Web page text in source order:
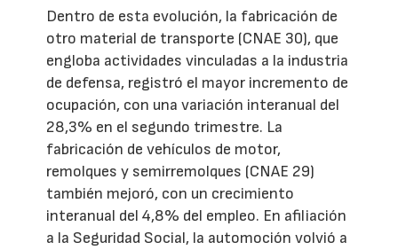
Dentro de esta evolución, la fabricación de
otro material de transporte (CNAE 30), que
engloba actividades vinculadas a la industria
de defensa, registró el mayor incremento de
ocupación, con una variación interanual del
28,3% en el segundo trimestre. La
fabricación de vehículos de motor,
remolques y semirremolques (CNAE 29)
también mejoró, con un crecimiento
interanual del 4,8% del empleo. En afiliación
a la Seguridad Social, la automoción volvió a